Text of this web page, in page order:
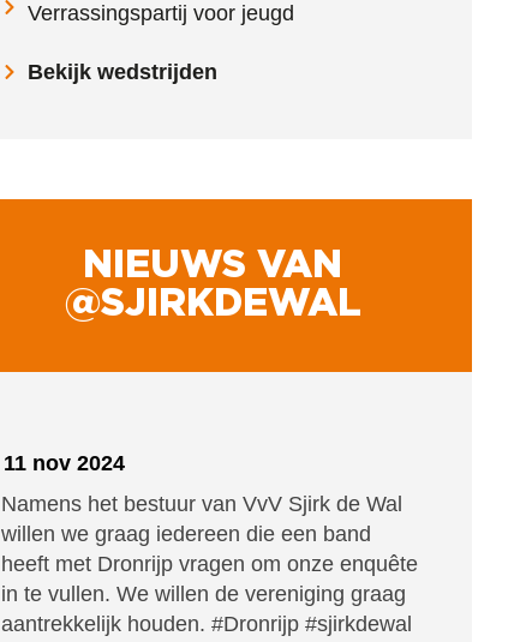
Verrassingspartij voor jeugd
Bekijk wedstrijden
NIEUWS VAN
@SJIRKDEWAL
11 nov 2024
Namens het bestuur van VvV Sjirk de Wal
willen we graag iedereen die een band
heeft met Dronrijp vragen om onze enquête
in te vullen. We willen de vereniging graag
aantrekkelijk houden. #Dronrijp #sjirkdewal